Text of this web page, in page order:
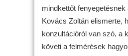
mindkettőt fenyegetésnek
Kovács Zoltán elismerte,
konzultációról van szó, a
követi a felmérések